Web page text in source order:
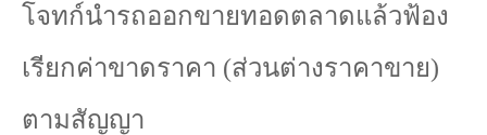
โจทก์นำรถออกขายทอดตลาดแล้วฟ้อง
เรียกค่าขาดราคา (ส่วนต่างราคาขาย)
ตามสัญญา